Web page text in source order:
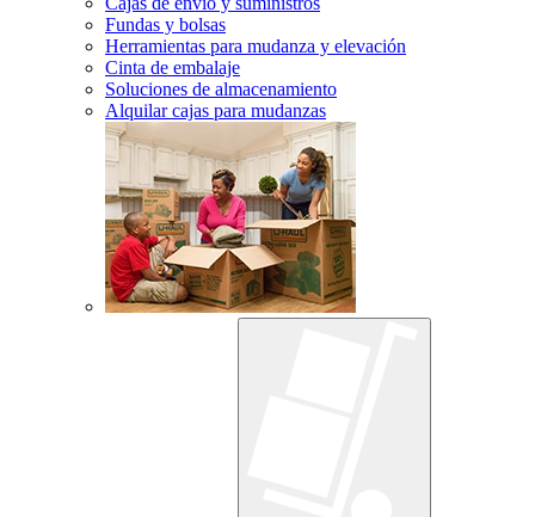
Fundas y bolsas
Herramientas para mudanza y elevación
Cinta de embalaje
Soluciones de almacenamiento
Alquilar cajas para mudanzas